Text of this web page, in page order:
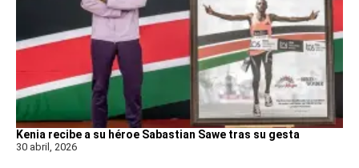
Kenia recibe a su héroe Sabastian Sawe tras su gesta
30 abril, 2026